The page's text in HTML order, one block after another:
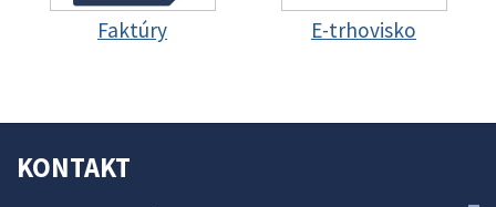
Faktúry E-trhovisko
KONTAKT